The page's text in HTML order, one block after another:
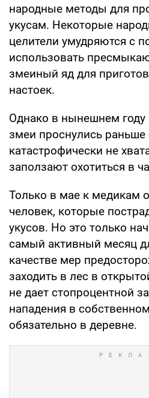
народные методы для
укусам. Некоторые
целители умудряются с
использовать
змеиный яд для
настоек.
Однако в нынешнем
змеи проснулись
катастрофически не
заползают охотиться в
Только в мае к медикам
человек, которые
укусов. Но это только
самый активный месяц
качестве мер
заходить в лес в
не дает стопроцентной
нападения в
обязательно в деревне.